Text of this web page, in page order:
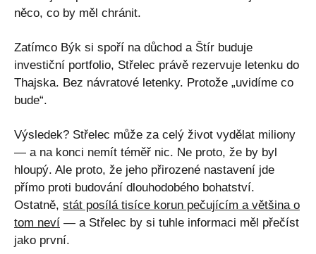
něco, co by měl chránit.
Zatímco Býk si spoří na důchod a Štír buduje
investiční portfolio, Střelec právě rezervuje letenku do
Thajska. Bez návratové letenky. Protože „uvidíme co
bude“.
Výsledek? Střelec může za celý život vydělat miliony
— a na konci nemít téměř nic. Ne proto, že by byl
hloupý. Ale proto, že jeho přirozené nastavení jde
přímo proti budování dlouhodobého bohatství.
Ostatně, stát posílá tisíce korun pečujícím a většina o
tom neví — a Střelec by si tuhle informaci měl přečíst
jako první.